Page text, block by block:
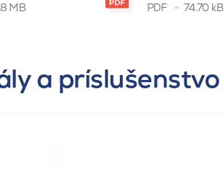
MB
PDF
74.70 kB
a príslušenstvo